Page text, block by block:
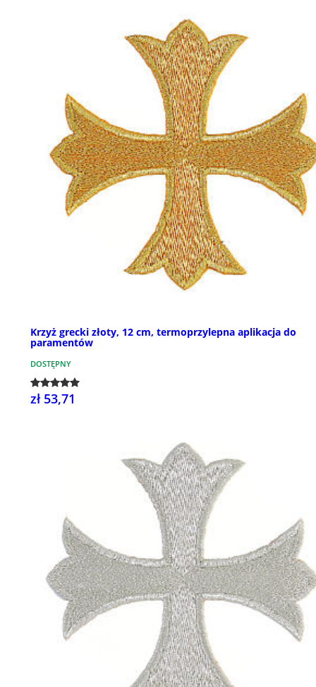
Krzyż grecki złoty, 12 cm, termoprzylepna aplikacja do
paramentów
DOSTĘPNY
zł 53,71